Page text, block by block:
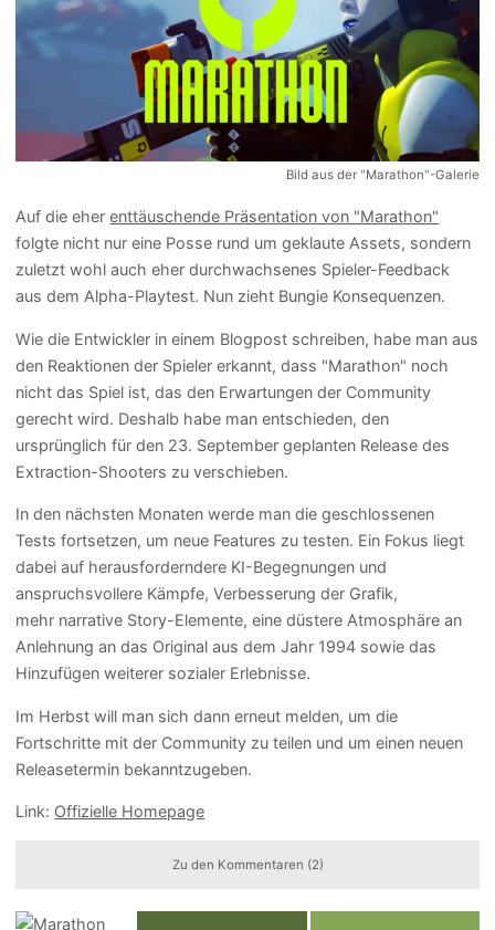
Bild aus der "Marathon"-Galerie
Auf die eherenttäuschende Präsentation von "Marathon"
folgte nicht nur eine Posse rund um geklaute Assets, sondern
zuletzt wohl auch eher durchwachsenes Spieler-Feedback
aus dem Alpha-Playtest. Nun zieht Bungie Konsequenzen.
Wie die Entwickler in einem Blogpost schreiben, habe man aus
den Reaktionen der Spieler erkannt, dass "Marathon" noch
nicht das Spiel ist, das den Erwartungen der Community
gerecht wird. Deshalb habe man entschieden, den
ursprünglich für den 23. September geplanten Release des
Extraction-Shooters zu verschieben.
In den nächsten Monaten werde man die geschlossenen
Tests fortsetzen, um neue Features zu testen. Ein Fokus liegt
dabei auf herausforderndere KI-Begegnungen und
anspruchsvollere Kämpfe, Verbesserung der Grafik,
mehr narrative Story-Elemente, eine düstere Atmosphäre an
Anlehnung an das Original aus dem Jahr 1994 sowie das
Hinzufügen weiterer sozialer Erlebnisse.
Im Herbst will man sich dann erneut melden, um die
Fortschritte mit der Community zu teilen und um einen neuen
Releasetermin bekanntzugeben.
Link: Offizielle Homepage
Zu den Kommentaren (2)